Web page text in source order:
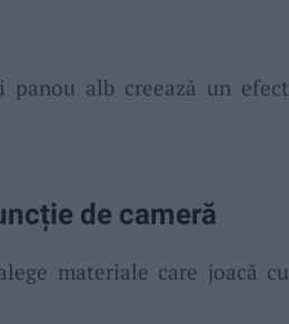
alb creează un efect
de cameră
materiale care joacă cu